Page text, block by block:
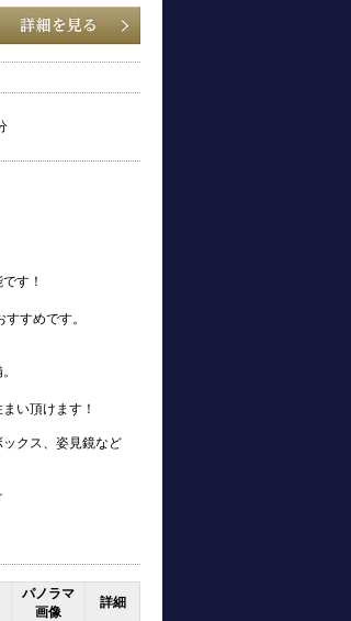
す！
すめです。
い頂けます！
クス、姿見鏡など
パノラマ
画像
詳細